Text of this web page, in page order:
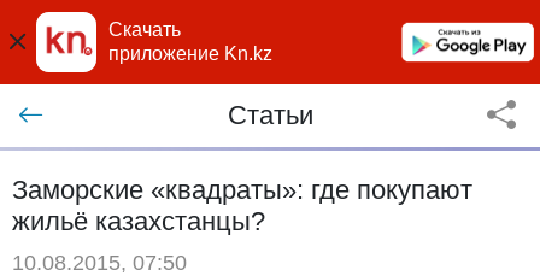
Скачать
приложение Kn.kz
Статьи
Заморские «квадраты»: где покупают
жильё казахстанцы?
10.08.2015, 07:50